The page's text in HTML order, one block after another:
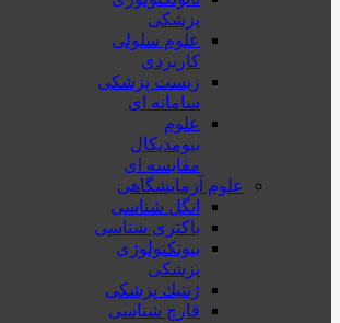
پزشکی
علوم سلولی
کاربردی
زیست پزشکی
سامانه ای
علوم
بیومدیکال
مقایسه ای
علوم آزمایشگاهی
انگل شناسی
باکتری شناسی
بیوتکنولوژی
پزشکی
ژنتيك پزشکی
قارچ شناسی